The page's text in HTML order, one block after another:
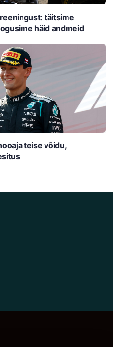
täitsime
häid andmeid
teise võidu,